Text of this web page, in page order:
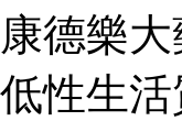
康德樂
低性生